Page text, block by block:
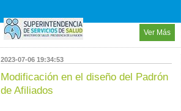
Ver Más
2023-07-06 19:34:53
Modificación en el diseño del Padrón
de Afiliados